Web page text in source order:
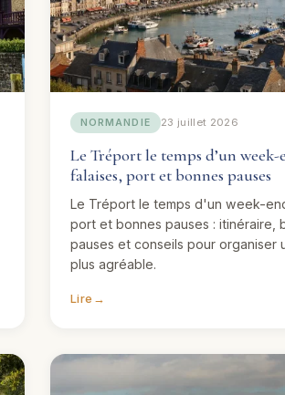
NORMANDIE 23 juillet 2026
Le Tréport le temps d’un week-
falaises, port et bonnes pauses
Le Tréport le temps d'un week-
port et bonnes pauses : itinéraire,
pauses et conseils pour organiser
plus agréable.
Lire →